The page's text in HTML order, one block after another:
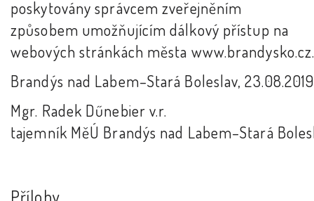
poskytovány správcem zveřejněním
způsobem umožňujícím dálkový přístup na
webových stránkách města
Brandýs nad Labem–Stará Boleslav, 23.08.2019
Mgr. Radek Dűnebier v.r.
tajemník MěÚ Brandýs nad Labem–Stará
Přílohy